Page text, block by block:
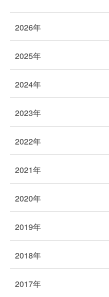
2026年
2025年
2024年
2023年
2022年
2021年
2020年
2019年
2018年
2017年